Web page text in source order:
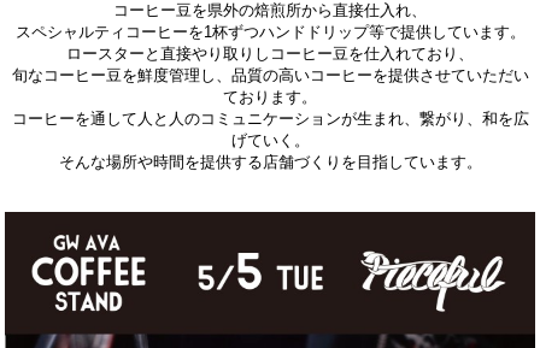
コーヒー豆を県外の焙煎所から直接仕入れ、
スペシャルティコーヒーを1杯ずつハンドドリップ等で提供しています。
ロースターと直接やり取りしコーヒー豆を仕入れており、
旬なコーヒー豆を鮮度管理し、品質の高いコーヒーを提供させていただい
ております。
コーヒーを通して人と人のコミュニケーションが生まれ、繋がり、和を広
げていく。
そんな場所や時間を提供する店舗づくりを目指しています。